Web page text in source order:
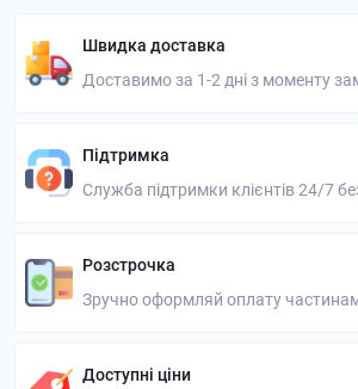
Швидка доставка
Доставимо за 1-2 дні з моменту
Підтримка
Служба підтримки клієнтів 24/7
Розстрочка
Зручно оформляй оплату
Доступні ціни